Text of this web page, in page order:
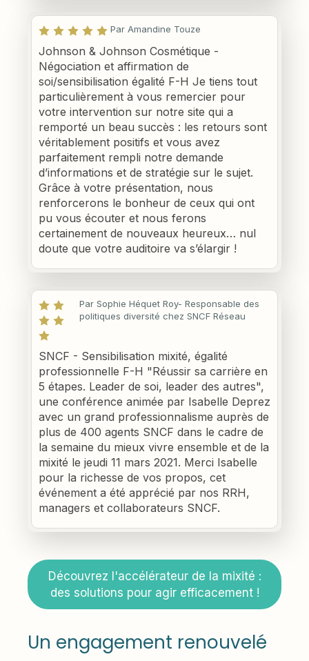
Par Amandine Touze
Johnson & Johnson Cosmétique -
Négociation et affirmation de
soi/sensibilisation égalité F-H Je tiens tout
particulièrement à vous remercier pour
votre intervention sur notre site qui a
remporté un beau succès : les retours sont
véritablement positifs et vous avez
parfaitement rempli notre demande
d’informations et de stratégie sur le sujet.
Grâce à votre présentation, nous
renforcerons le bonheur de ceux qui ont
pu vous écouter et nous ferons
certainement de nouveaux heureux… nul
doute que votre auditoire va s’élargir !
Par Sophie Héquet Roy- Responsable des
politiques diversité chez SNCF Réseau
SNCF - Sensibilisation mixité, égalité
professionnelle F-H "Réussir sa carrière en
5 étapes. Leader de soi, leader des autres",
une conférence animée par Isabelle Deprez
avec un grand professionnalisme auprès de
plus de 400 agents SNCF dans le cadre de
la semaine du mieux vivre ensemble et de la
mixité le jeudi 11 mars 2021. Merci Isabelle
pour la richesse de vos propos, cet
événement a été apprécié par nos RRH,
managers et collaborateurs SNCF.
Découvrez l'accélérateur de la mixité :
des solutions pour agir efficacement !
Un engagement renouvelé